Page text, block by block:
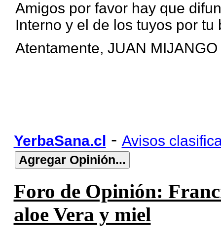
Amigos por favor hay que
Interno y el de los tuyos por tu
Atentamente, JUAN MIJANGO
YerbaSana.cl - Avisos
Foro de Opinión:
aloe Vera y miel